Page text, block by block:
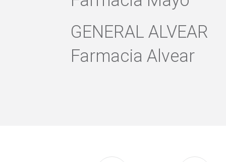
GENERAL ALVEAR
Farmacia Alvear